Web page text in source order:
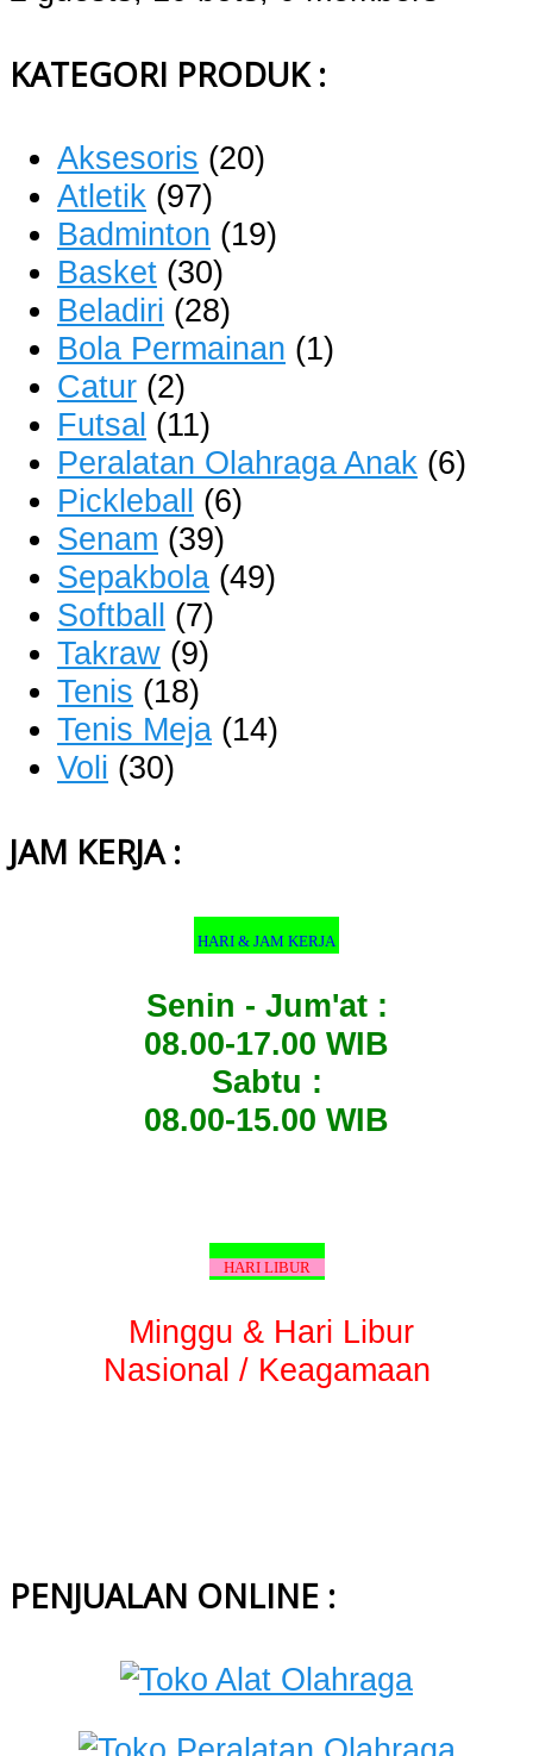
KATEGORI PRODUK :
Aksesoris (20)
Atletik (97)
Badminton (19)
Basket (30)
Beladiri (28)
Bola Permainan (1)
Catur (2)
Futsal (11)
Peralatan Olahraga Anak (6)
Pickleball (6)
Senam (39)
Sepakbola (49)
Softball (7)
Takraw (9)
Tenis (18)
Tenis Meja (14)
Voli (30)
JAM KERJA :
HARI & JAM KERJA
Senin - Jum'at :
08.00-17.00 WIB
Sabtu :
08.00-15.00 WIB
HARI LIBUR
Minggu & Hari Libur
Nasional / Keagamaan
PENJUALAN ONLINE :